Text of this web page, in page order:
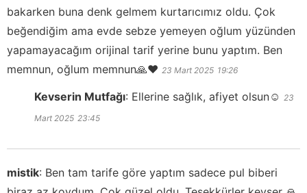
bakarken buna denk gelmem kurtarıcımız oldu. Çok
beğendiğim ama evde sebze yemeyen oğlum yüzünden
yapamayacağım orijinal tarif yerine bunu yaptım. Ben
memnun, oğlum memnun🙏❤️ 23 Mart 2025 19:26
Kevserin Mutfağı: Ellerine sağlık, afiyet olsun☺️ 23
Mart 2025 23:45
mistik: Ben tam tarife göre yaptım sadece pul biberi